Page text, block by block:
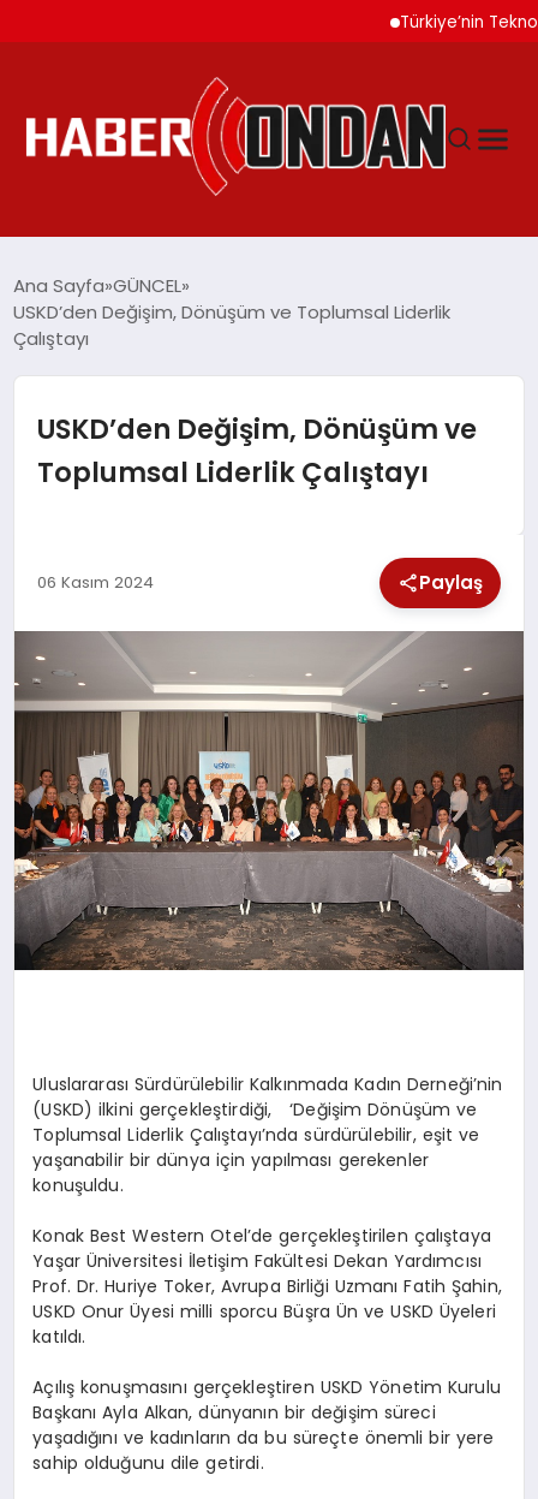
Türkiye’nin Teknoloji
SIYASET
DÜNYA
EKONOMI
TEKNOLOJI
YAŞAM
Ana Sayfa GÜNCEL
USKD’den Değişim, Dönüşüm ve Toplumsal Liderlik
Çalıştayı
USKD’den Değişim, Dönüşüm ve
Toplumsal Liderlik Çalıştayı
06 Kasım 2024 Paylaş
Uluslararası Sürdürülebilir Kalkınmada Kadın Derneği’nin
(USKD) ilkini gerçekleştirdiği, ‘Değişim Dönüşüm ve
Toplumsal Liderlik Çalıştayı’nda sürdürülebilir, eşit ve
yaşanabilir bir dünya için yapılması gerekenler
konuşuldu.
Konak Best Western Otel’de gerçekleştirilen çalıştaya
Yaşar Üniversitesi İletişim Fakültesi Dekan Yardımcısı
Prof. Dr. Huriye Toker, Avrupa Birliği Uzmanı Fatih Şahin,
USKD Onur Üyesi milli sporcu Büşra Ün ve USKD Üyeleri
katıldı.
Açılış konuşmasını gerçekleştiren USKD Yönetim Kurulu
Başkanı Ayla Alkan, dünyanın bir değişim süreci
yaşadığını ve kadınların da bu süreçte önemli bir yere
sahip olduğunu dile getirdi.